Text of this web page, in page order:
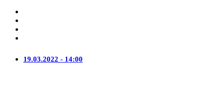
19.03.2022 - 14:00